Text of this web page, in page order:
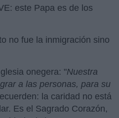
este Papa es de los
no fue la inmigración sino
onegera: "Nuestra
a las personas, para su
la caridad no está
Es el Sagrado Corazón,